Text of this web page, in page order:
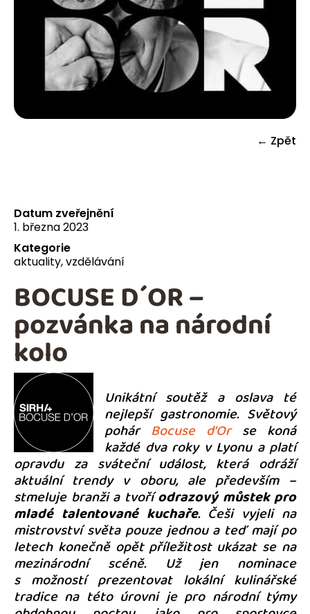
← Zpět
Datum zveřejnění
1. března 2023
Kategorie
aktuality,vzdělávání
Unikátní soutěž a oslava té
nejlepší gastronomie. Světový
pohár Bocuse d’Orse koná
každé dva roky v Lyonu a platí
opravdu za sváteční událost, která odráží
aktuální trendy v oboru, ale především –
stmeluje branži a tvoříodrazový můstek pro
mladé talentované kuchaře. Češi vyjeli na
mistrovství světa pouze jednou a teď mají po
letech konečně opět příležitost ukázat se na
mezinárodní scéně. Už jen nominace
s možností prezentovat lokální kulinářské
tradice na této úrovni je pro národní týmy
BOCUSE D´OR –
pozvánka na národní
kolo